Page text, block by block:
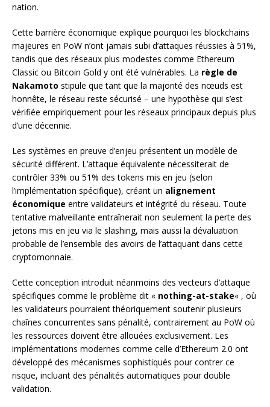
nation.
Cette barrière économique explique pourquoi les blockchains
majeures en PoW n’ont jamais subi d’attaques réussies à 51%,
tandis que des réseaux plus modestes comme Ethereum
Classic ou Bitcoin Gold y ont été vulnérables. La règle de
Nakamoto stipule que tant que la majorité des nœuds est
honnête, le réseau reste sécurisé – une hypothèse qui s’est
vérifiée empiriquement pour les réseaux principaux depuis plus
d’une décennie.
Les systèmes en preuve d’enjeu présentent un modèle de
sécurité différent. L’attaque équivalente nécessiterait de
contrôler 33% ou 51% des tokens mis en jeu (selon
l’implémentation spécifique), créant un alignement
économique entre validateurs et intégrité du réseau. Toute
tentative malveillante entraînerait non seulement la perte des
jetons mis en jeu via le slashing, mais aussi la dévaluation
probable de l’ensemble des avoirs de l’attaquant dans cette
cryptomonnaie.
Cette conception introduit néanmoins des vecteurs d’attaque
spécifiques comme le problème dit « nothing-at-stake« , où
les validateurs pourraient théoriquement soutenir plusieurs
chaînes concurrentes sans pénalité, contrairement au PoW où
les ressources doivent être allouées exclusivement. Les
implémentations modernes comme celle d’Ethereum 2.0 ont
développé des mécanismes sophistiqués pour contrer ce
risque, incluant des pénalités automatiques pour double
validation.